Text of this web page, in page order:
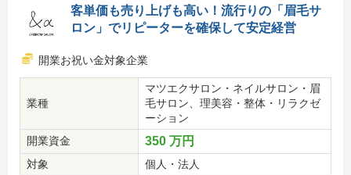
客単価も売り上げも高い！流行りの「眉毛サ
ロン」でリピーターを確保して安定経営
開業お祝い金対象企業
業種
マツエクサロン・ネイルサロン・眉
毛サロン、理美容・整体・リラクゼ
ーション
開業資金
350 万円
対象 個人・法人